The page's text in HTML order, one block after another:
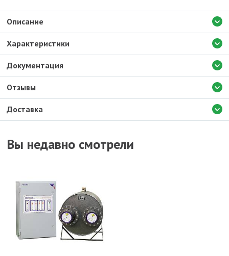
Доставка
Описание
Характеристики
Документация
Отзывы
Вы недавно смотрели